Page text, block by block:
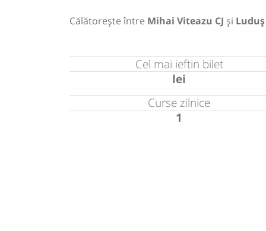
Călătorește între Mihai Viteazu CJ și Luduș
Cel mai ieftin bilet
lei
Curse zilnice
1